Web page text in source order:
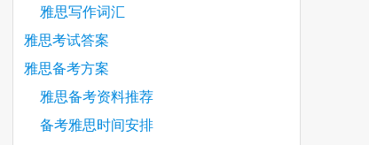
雅思写作词汇
雅思考试答案
雅思备考方案
雅思备考资料推荐
备考雅思时间安排